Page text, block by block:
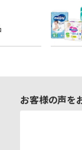
お客様の声を